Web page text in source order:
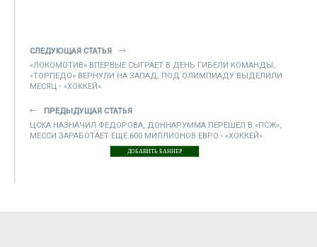
СЛЕДУЮЩАЯ СТАТЬЯ
«ЛОКОМОТИВ» ВПЕРВЫЕ СЫГРАЕТ В ДЕНЬ ГИБЕЛИ КОМАНДЫ,
«ТОРПЕДО» ВЕРНУЛИ НА ЗАПАД, ПОД ОЛИМПИАДУ ВЫДЕЛИЛИ
МЕСЯЦ - «ХОККЕЙ»
ПРЕДЫДУЩАЯ СТАТЬЯ
ЦСКА НАЗНАЧИЛ ФЕДОРОВА, ДОННАРУММА ПЕРЕШЕЛ В «ПСЖ»,
МЕССИ ЗАРАБОТАЕТ ЕЩЕ 600 МИЛЛИОНОВ ЕВРО - «ХОККЕЙ»
ДОБАВИТЬ БАННЕР